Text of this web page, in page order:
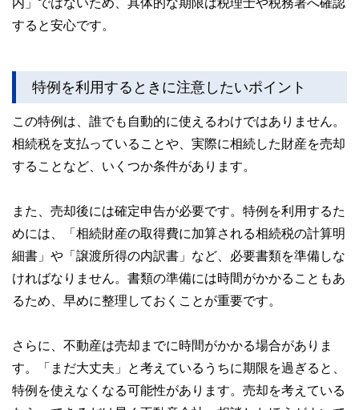
すると安心です。
特例を利用するときに注意したいポイント
この特例は、誰でも自動的に使えるわけではありません。
相続税を支払っていることや、実際に相続した財産を売却
することなど、いくつか条件があります。
また、売却後には確定申告が必要です。特例を利用するた
めには、「相続財産の取得費に加算される相続税の計算明
細書」や「譲渡所得の内訳書」など、必要書類を準備しな
ければなりません。書類の準備には時間がかかることもあ
るため、早めに整理しておくことが重要です。
さらに、不動産は売却までに時間がかかる場合がありま
す。「まだ大丈夫」と考えているうちに期限を過ぎると、
特例を使えなくなる可能性があります。売却を考えている